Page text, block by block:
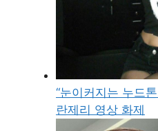
“눈이커지는 누드
란제리 영상 화제